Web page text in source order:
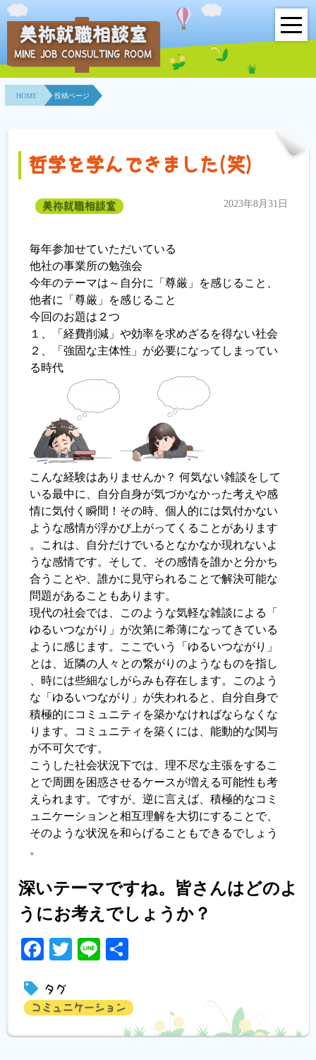
HOME
事業所紹介
相談室とは？
利用者の声
地域連携事業
求人情報検索
各種セミナー
履歴書ジェネレーター
美祢就職相談室
MINE JOB CONSULTING ROOM
HOME 投稿ページ
哲学を学んできました(笑)
美祢就職相談室 2023年8月31日
毎年参加せていただいている
他社の事業所の勉強会
今年のテーマは～自分に「尊厳」を感じること、
他者に「尊厳」を感じること
今回のお題は２つ
１、「経費削減」や効率を求めざるを得ない社会
２、「強固な主体性」が必要になってしまってい
る時代
こんな経験はありませんか？ 何気ない雑談をして
いる最中に、自分自身が気づかなかった考えや感
情に気付く瞬間！その時、個人的には気付かない
ような感情が浮かび上がってくることがあります
。これは、自分だけでいるとなかなか現れないよ
うな感情です。そして、その感情を誰かと分かち
合うことや、誰かに見守られることで解決可能な
問題があることもあります。
現代の社会では、このような気軽な雑談による「
ゆるいつながり」が次第に希薄になってきている
ように感じます。ここでいう「ゆるいつながり」
とは、近隣の人々との繋がりのようなものを指し
、時には些細なしがらみも存在します。このよう
な「ゆるいつながり」が失われると、自分自身で
積極的にコミュニティを築かなければならなくな
ります。コミュニティを築くには、能動的な関与
が不可欠です。
こうした社会状況下では、理不尽な主張をするこ
とで周囲を困惑させるケースが増える可能性も考
えられます。ですが、逆に言えば、積極的なコミ
ュニケーションと相互理解を大切にすることで、
そのような状況を和らげることもできるでしょう
。
深いテーマですね。皆さんはどのよ
うにお考えでしょうか？
Facebook
Twitter
Line
タグ
コミュニケーション